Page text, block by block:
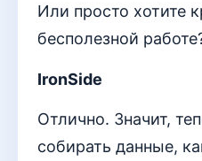
Или просто хотите
бесполезной
IronSide
Отлично. Значит,
собирать данные,